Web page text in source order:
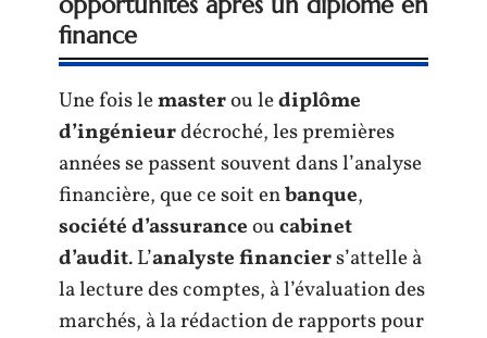
finance
Une fois lemasterou lediplôme
d’ingénieurdécroché, les premières
années se passent souvent dans l’analyse
financière, que ce soit enbanque,
société d’assuranceoucabinet
d’audit. L’analyste financiers’attelle à
la lecture des comptes, à l’évaluation des
marchés, à la rédaction de rapports pour